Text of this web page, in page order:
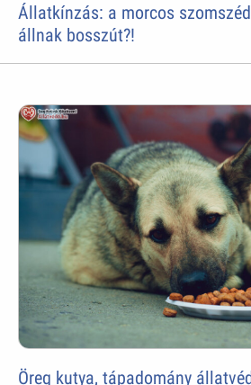
Állatkínzás: a morcos
állnak bosszút?!
Öreg kutya, tápadomány